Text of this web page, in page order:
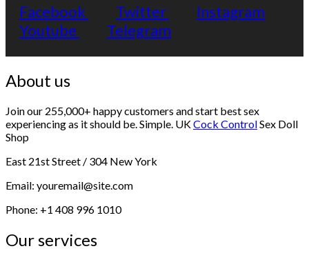
Facebook Twitter
Instagram
Youtube
Telegram
About us
Join our 255,000+ happy customers and start best sex
experiencing as it should be. Simple. UKCock ControlSex Doll
Shop
East 21st Street / 304 New York
Email: youremail@site.com
Phone: +1 408 996 1010
Our services